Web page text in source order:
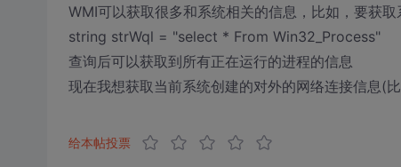
WMI可以获取很多和系统相关的信息，比如，要获
string strWql = "select * From Win32_Process"
查询后可以获取到所有正在运行的进程的信息
现在我想获取当前系统创建的对外的网络连接信息(
给本帖投票